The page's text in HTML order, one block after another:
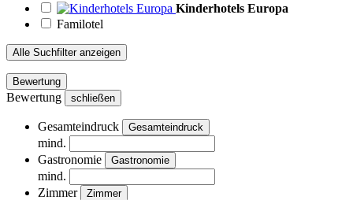
Kinderhotels Europa
Familotel
Alle Suchfilter anzeigen
Bewertung
Bewertung schließen
Gesamteindruck Gesamteindruck
mind.
Gastronomie
Gastronomie
mind.
Zimmer
Zimmer